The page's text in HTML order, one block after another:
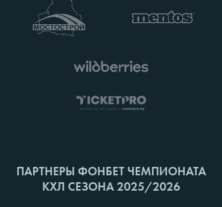
ПАРТНЕРЫ ФОНБЕТ ЧЕМПИОНАТА
КХЛ СЕЗОНА 2025/2026